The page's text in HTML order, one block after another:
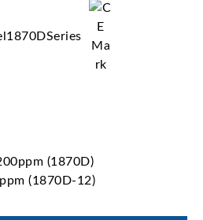
(1870D)
(1870D-12)